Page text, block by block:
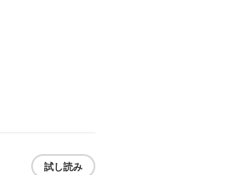
試し読み